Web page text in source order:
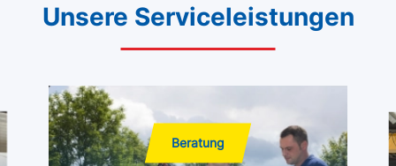
Unsere Serviceleistungen
Beratung